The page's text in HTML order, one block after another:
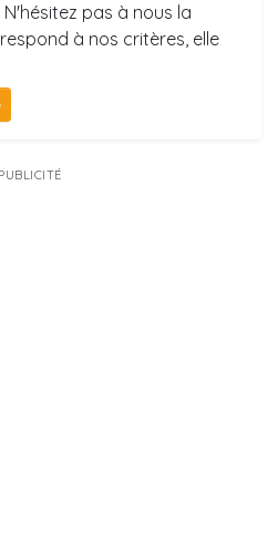
pas à nous la
à nos critères, elle
PUBLICITÉ